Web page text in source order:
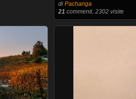
di Pachanga
21 commenti, 2302 visite